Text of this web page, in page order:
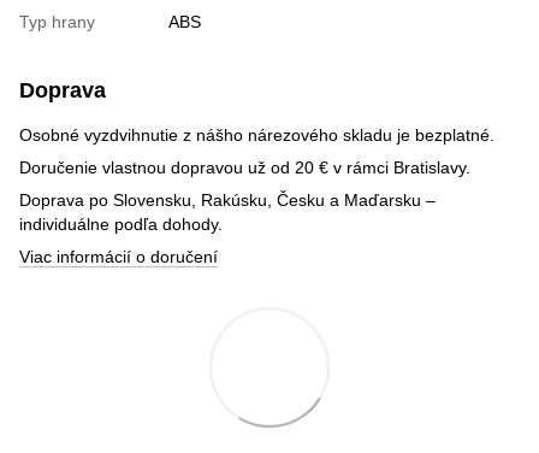
Typ hrany ABS
Doprava
Osobné vyzdvihnutie z nášho nárezového skladu je bezplatné.
Doručenie vlastnou dopravou už od 20 € v rámci Bratislavy.
Doprava po Slovensku, Rakúsku, Česku a Maďarsku –
individuálne podľa dohody.
Viac informácií o doručení